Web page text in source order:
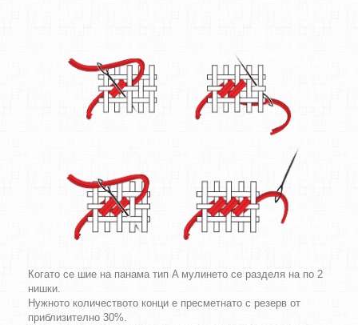
Когато се шие на панама тип A мулинето се разделя на по 2
нишки.
Нужното количеството конци е пресметнато с резерв от
приблизително 30%.